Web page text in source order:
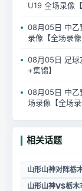
U19 全场录像
08月05日 中乙
录像【全场录像
08月05日 足球
+集锦】
08月05日 中乙
场录像【全场录
相关话题
山形山神对阵栃
山形山神VS栃木